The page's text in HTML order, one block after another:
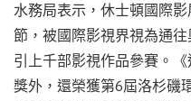
水務局表示，休士頓國際
節，被國際影視界視為通
引上千部影視作品參賽。
獎外，還榮獲第6屆洛杉磯